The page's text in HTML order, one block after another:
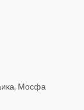
, Мосфа